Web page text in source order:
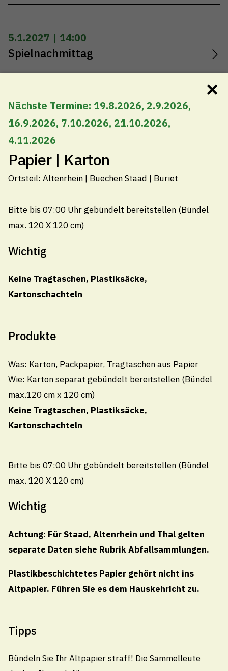
5.1.2027 | 14:00
Spielnachmittag
6.1.2027 | 08:15
Frauenzmorge im Evang.
Kirchgemeindehaus
✕
Nächste Termine: 19.8.2026, 2.9.2026,
16.9.2026, 7.10.2026, 21.10.2026,
4.11.2026
Papier | Karton
Ortsteil: Altenrhein | Buechen Staad | Buriet
Bitte bis 07:00 Uhr gebündelt bereitstellen (Bündel
max. 120 X 120 cm)
Wichtig
Keine Tragtaschen, Plastiksäcke,
Kartonschachteln
Produkte
Was: Karton, Packpapier, Tragtaschen aus Papier
Wie: Karton separat gebündelt bereitstellen (Bündel
max.120 cm x 120 cm)
Keine Tragtaschen, Plastiksäcke,
Kartonschachteln
Bitte bis 07:00 Uhr gebündelt bereitstellen (Bündel
max. 120 X 120 cm)
Wichtig
Achtung: Für Staad, Altenrhein und Thal gelten
separate Daten siehe Rubrik Abfallsammlungen.
Plastikbeschichtetes Papier gehört nicht ins
Altpapier. Führen Sie es dem Hauskehricht zu.
Tipps
Bündeln Sie Ihr Altpapier straff! Die Sammelleute
Veranstaltungen
Veranstaltung hinzufügen
Gemeindeverwaltung Thal
Kirchplatz 4, 9425 Thal
071 886 10 10
info@thal.ch
071 888 22 22
Pikettdienst- und Notfallnummer (24h)
Öffnungszeiten
08.00 - 11.30/13.30 - 18.00 Uhr
Dienstag bis Donnerstag
Freitag
08.00 - 11.30